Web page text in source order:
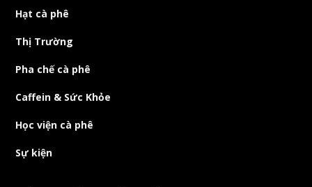
Hạt cà phê
Thị Trường
Pha chế cà phê
Caffein & Sức Khỏe
Học viện cà phê
Sự kiện